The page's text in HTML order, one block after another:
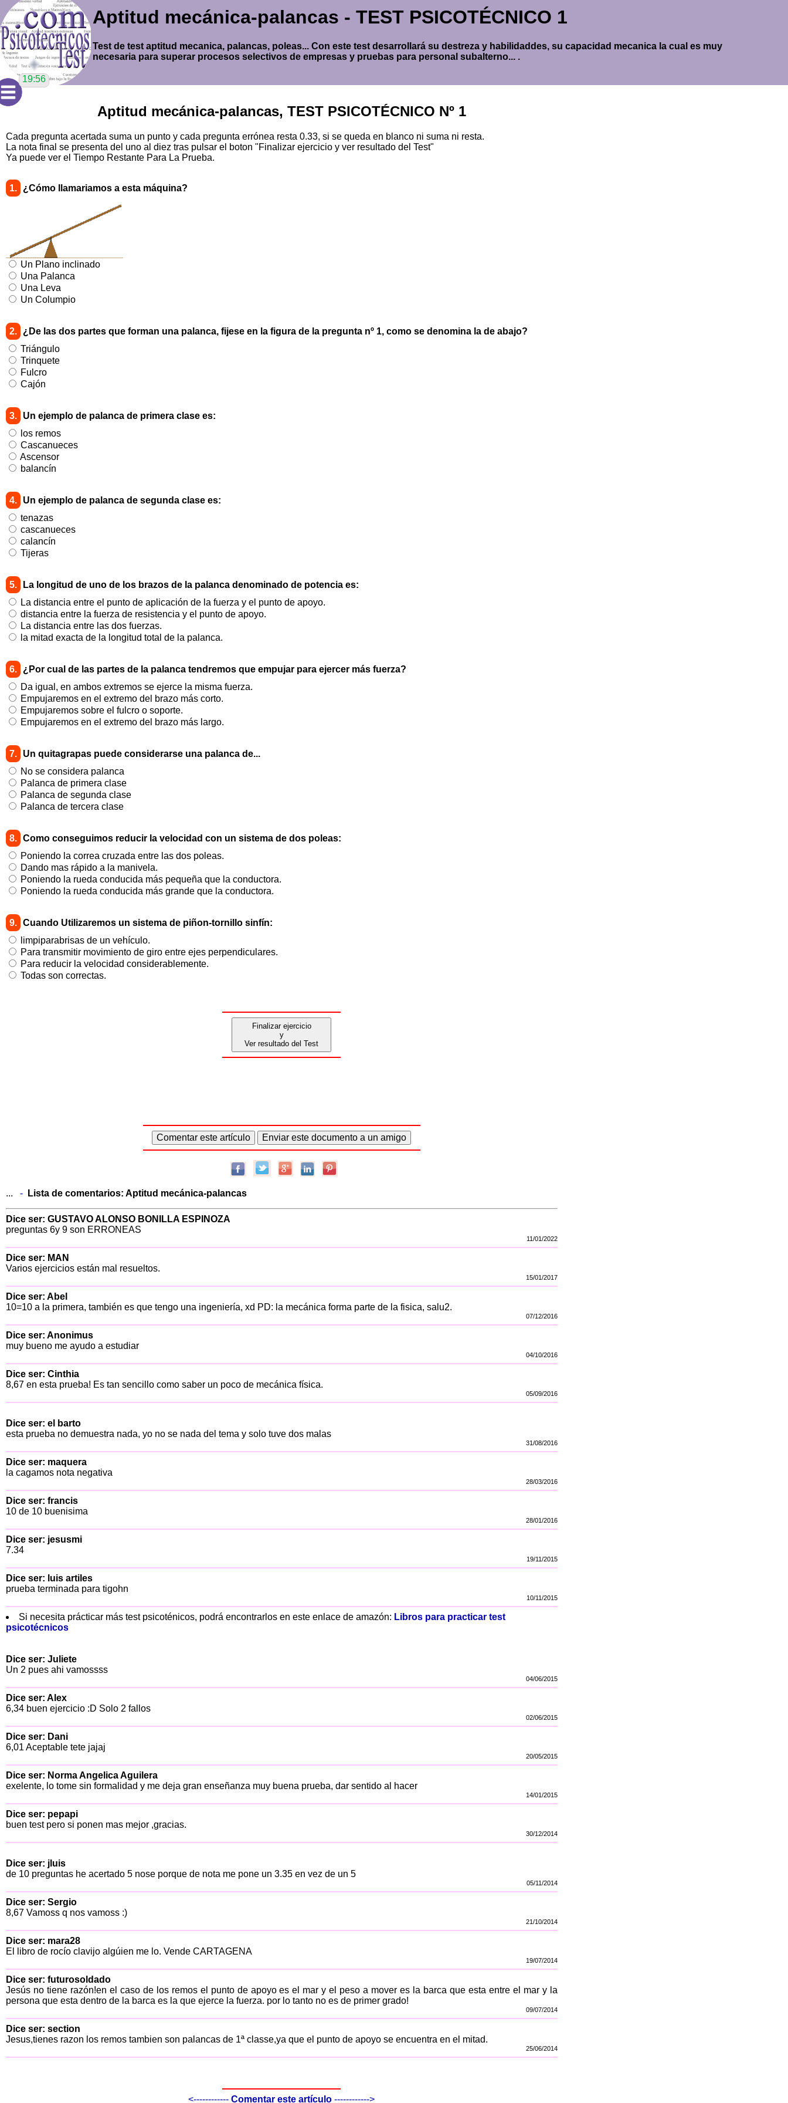
Aptitud mecánica-palancas - TEST PSICOTÉCNICO 1
Test de test aptitud mecanica, palancas, poleas... Con este test desarrollará su destreza y habilidaddes, su capacidad mecanica la cual es muy
necesaria para superar procesos selectivos de empresas y pruebas para personal subalterno... .
Aptitud mecánica-palancas, TEST PSICOTÉCNICO Nº 1
Cada pregunta acertada suma un punto y cada pregunta errónea resta 0.33, si se queda en blanco ni suma ni resta.
La nota final se presenta del uno al diez tras pulsar el boton "Finalizar ejercicio y ver resultado del Test"
Ya puede ver el Tiempo Restante Para La Prueba.
19:55
1. ¿Cómo llamariamos a esta máquina?
Un Plano inclinado
Una Palanca
Una Leva
Un Columpio
2.
¿De las dos partes que forman una palanca, fijese en la figura de la pregunta nº 1, como se denomina la de abajo?
Triángulo
Trinquete
Fulcro
Cajón
3.
Un ejemplo de palanca de primera clase es:
los remos
Cascanueces
Ascensor
balancín
4.
Un ejemplo de palanca de segunda clase es:
tenazas
cascanueces
calancín
Tijeras
5.
La longitud de uno de los brazos de la palanca denominado de potencia es:
La distancia entre el punto de aplicación de la fuerza y el punto de apoyo.
distancia entre la fuerza de resistencia y el punto de apoyo.
La distancia entre las dos fuerzas.
la mitad exacta de la longitud total de la palanca.
6.
¿Por cual de las partes de la palanca tendremos que empujar para ejercer más fuerza?
Da igual, en ambos extremos se ejerce la misma fuerza.
Empujaremos en el extremo del brazo más corto.
Empujaremos sobre el fulcro o soporte.
Empujaremos en el extremo del brazo más largo.
7.
Un quitagrapas puede considerarse una palanca de...
No se considera palanca
Palanca de primera clase
Palanca de segunda clase
Palanca de tercera clase
8. Como conseguimos reducir la velocidad con un sistema de dos poleas:
Poniendo la correa cruzada entre las dos poleas.
Dando mas rápido a la manivela.
Poniendo la rueda conducida más pequeña que la conductora.
Poniendo la rueda conducida más grande que la conductora.
9. Cuando Utilizaremos un sistema de piñon-tornillo sinfín:
limpiparabrisas de un vehículo.
Para transmitir movimiento de giro entre ejes perpendiculares.
Para reducir la velocidad considerablemente.
Todas son correctas.
Finalizar ejercicio
y
Ver resultado del Test
... - Lista de comentarios: Aptitud mecánica-palancas
Dice ser: GUSTAVO ALONSO BONILLA ESPINOZA
preguntas 6y 9 son ERRONEAS
11/01/2022
Dice ser: MAN
Varios ejercicios están mal resueltos.
15/01/2017
Dice ser: Abel
10=10 a la primera, también es que tengo una ingeniería, xd PD: la mecánica forma parte de la fisica, salu2.
07/12/2016
Dice ser: Anonimus
muy bueno me ayudo a estudiar
04/10/2016
Dice ser: Cinthia
8,67 en esta prueba! Es tan sencillo como saber un poco de mecánica física.
05/09/2016
Dice ser: el barto
esta prueba no demuestra nada, yo no se nada del tema y solo tuve dos malas
31/08/2016
Dice ser: maquera
la cagamos nota negativa
28/03/2016
Dice ser: francis
10 de 10 buenisima
28/01/2016
Dice ser: jesusmi
7.34
19/11/2015
Dice ser: luis artiles
prueba terminada para tigohn
10/11/2015
Si necesita prácticar más test psicoténicos, podrá encontrarlos en este enlace de amazón: Libros para practicar test
psicotécnicos
Dice ser: Juliete
Un 2 pues ahi vamossss
04/06/2015
Dice ser: Alex
6,34 buen ejercicio :D Solo 2 fallos
02/06/2015
Dice ser: Dani
6,01 Aceptable tete jajaj
20/05/2015
Dice ser: Norma Angelica Aguilera
exelente, lo tome sin formalidad y me deja gran enseñanza muy buena prueba, dar sentido al hacer
14/01/2015
Dice ser: pepapi
buen test pero si ponen mas mejor ,gracias.
30/12/2014
Dice ser: jluis
de 10 preguntas he acertado 5 nose porque de nota me pone un 3.35 en vez de un 5
05/11/2014
Dice ser: Sergio
8,67 Vamoss q nos vamoss :)
21/10/2014
Dice ser: mara28
El libro de rocío clavijo algúien me lo. Vende CARTAGENA
19/07/2014
Dice ser: futurosoldado
Jesús no tiene razón!en el caso de los remos el punto de apoyo es el mar y el peso a mover es la barca que esta entre el mar y la
persona que esta dentro de la barca es la que ejerce la fuerza. por lo tanto no es de primer grado!
09/07/2014
Dice ser: section
Jesus,tienes razon los remos tambien son palancas de 1ª classe,ya que el punto de apoyo se encuentra en el mitad.
25/06/2014
<------------ Comentar este artículo ------------>